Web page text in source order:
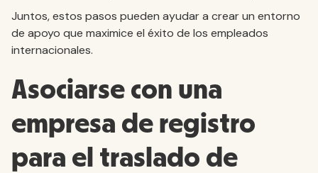
Juntos, estos pasos pueden ayudar a crear un entorno
de apoyo que maximice el éxito de los empleados
internacionales.
Asociarse con una
empresa de registro
para el traslado de